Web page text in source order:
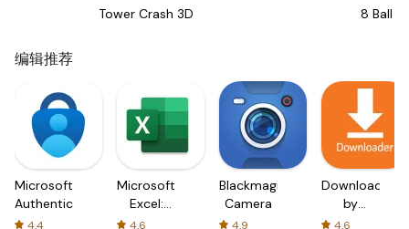
Tower Crash 3D 8 Ball
编辑推荐
Microsoft
Authenticator
4.4
Microsoft
Excel:
Spreadsheets
4.6
Blackmagic
Camera
4.9
Downloader
by
AFTVnews
4.6